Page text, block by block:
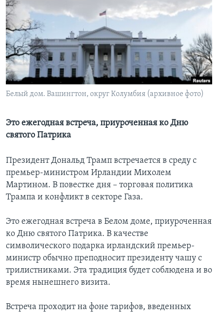
Learning English
СОЦИАЛЬНЫЕ СЕТИ
Языки
Белый дом. Вашингтон, округ Колумбия (архивное фото)
Это ежегодная встреча, приуроченная ко Дню
святого Патрика
Президент Дональд Трамп встречается в среду с
премьер-министром Ирландии Михолем
Мартином. В повестке дня – торговая политика
Трампа и конфликт в секторе Газа.
Это ежегодная встреча в Белом доме, приуроченная
ко Дню святого Патрика. В качестве
символического подарка ирландский премьер-
министр обычно преподносит президенту чашу с
трилистниками. Эта традиция будет соблюдена и во
время нынешнего визита.
Встреча проходит на фоне тарифов, введенных